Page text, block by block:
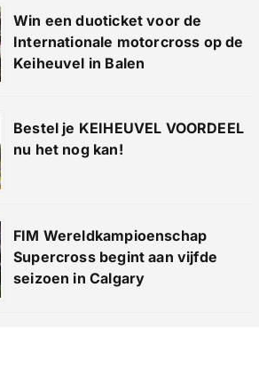
Win een duoticket voor de
Internationale motorcross op de
Keiheuvel in Balen
Bestel je KEIHEUVEL VOORDEEL
nu het nog kan!
FIM Wereldkampioenschap
Supercross begint aan vijfde
seizoen in Calgary